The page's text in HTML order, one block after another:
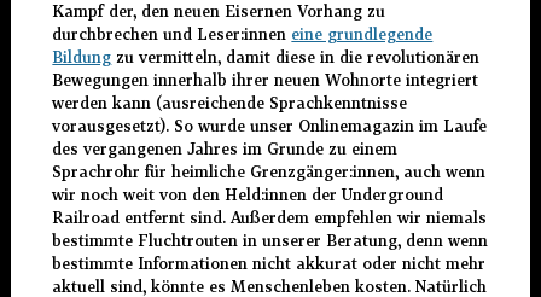
Kampf der, den neuen Eisernen Vorhang zu
durchbrechen und Leser:innen eine grundlegende
Bildung zu vermitteln, damit diese in die revolutionären
Bewegungen innerhalb ihrer neuen Wohnorte integriert
werden kann (ausreichende Sprachkenntnisse
vorausgesetzt). So wurde unser Onlinemagazin im Laufe
des vergangenen Jahres im Grunde zu einem
Sprachrohr für heimliche Grenzgänger:innen, auch wenn
wir noch weit von den Held:innen der Underground
Railroad entfernt sind. Außerdem empfehlen wir niemals
bestimmte Fluchtrouten in unserer Beratung, denn wenn
bestimmte Informationen nicht akkurat oder nicht mehr
aktuell sind, könnte es Menschenleben kosten. Natürlich